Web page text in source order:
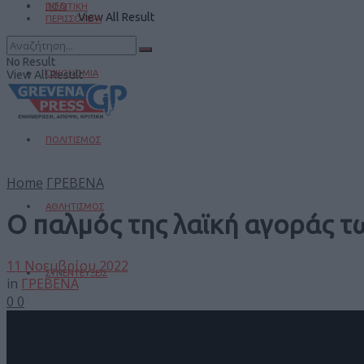
View All Result
ΠΟΛΙΤΙΚΗ
ΟΙΚΟΝΟΜΙΑ
ΠΟΛΙΤΙΣΜΟΣ
ΑΘΛΗΤΙΣΜΟΣ
ΣΥΝΕΝΤΕΥΞΕΙΣ
INFO
ΠΕΡΙΣΣΟΤΕΡΑ
No Result
View All Result
Home ΓΡΕΒΕΝΑ
Ο παλμός της λαϊκή αγοράς
11 Νοεμβρίου 2022
in ΓΡΕΒΕΝΑ
0 0